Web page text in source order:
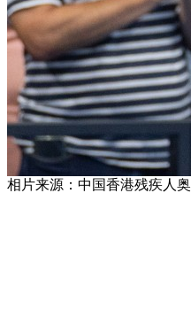
相片来源：中国香港残疾人